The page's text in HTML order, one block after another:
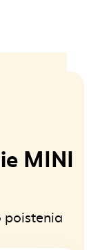
MINI
poistenia